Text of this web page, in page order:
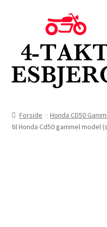
navigation
indhold
Butik
Forside Honda CD50
til Honda Cd50 gammel model